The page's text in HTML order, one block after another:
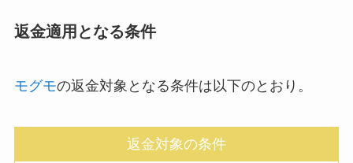
返金適用となる条件
モグモの返金対象となる条件は以下のとおり。
返金対象の条件